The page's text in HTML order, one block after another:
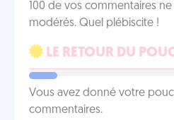
100 de vos commentaires
modérés. Quel plébiscite !
LE RETOUR DU
Vous avez donné votre
commentaires.